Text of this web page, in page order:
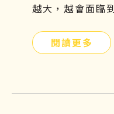
越大，越會面臨
見的疾病，每年
節及膝關節，導
閱讀更多